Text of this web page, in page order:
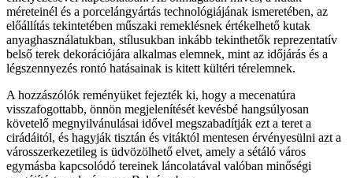
méreteinél és a porcelángyártás technológiájának ismeretében, az
előállítás tekintetében műszaki remeklésnek értékelhető kutak
anyaghasználatukban, stílusukban inkább tekinthetők reprezentatív
belső terek dekorációjára alkalmas elemnek, mint az időjárás és a
légszennyezés rontó hatásainak is kitett kültéri térelemnek.
A hozzászólók reményüket fejezték ki, hogy a mecenatúra
visszafogottabb, önnön megjelenítését kevésbé hangsúlyosan
követelő megnyilvánulásai idővel megszabadítják ezt a teret a
cirádáitól, és hagyják tisztán és vitáktól mentesen érvényesülni azt a
városszerkezetileg is üdvözölhető elvet, amely a sétáló város
egymásba kapcsolódó tereinek láncolatával valóban minőségi